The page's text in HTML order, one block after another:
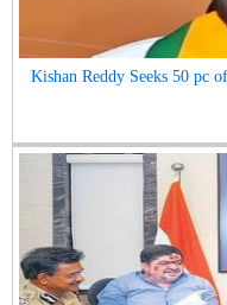
Kishan Reddy Seeks 50 pc